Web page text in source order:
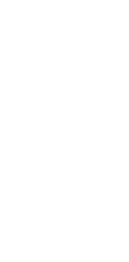
御機器販売店・
。
ようお願いしま
ズにご登録され
とをご了承くだ
1000ppm以下、
1000ppm、
さない年数を意
許可)を取得する
に通知します。
、取り引きをい
オムロン制御